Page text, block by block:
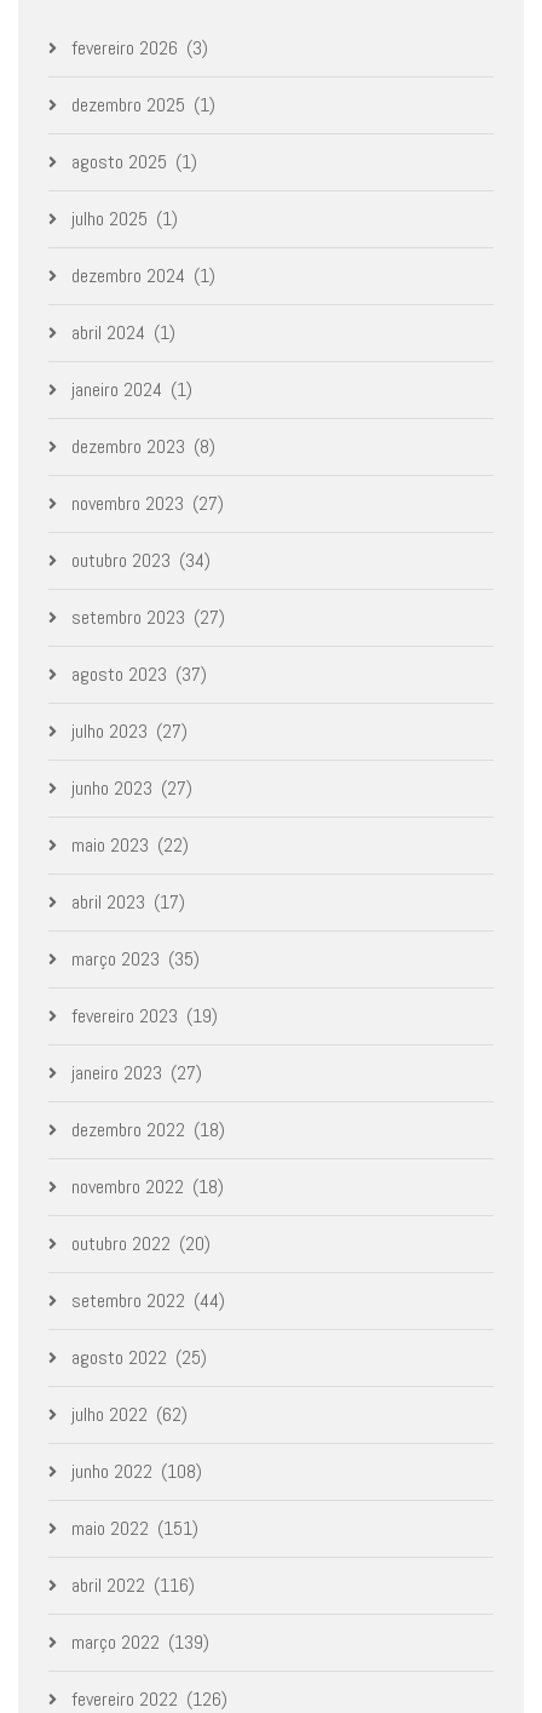
fevereiro 2026 (3)
dezembro 2025 (1)
agosto 2025 (1)
julho 2025 (1)
dezembro 2024 (1)
abril 2024 (1)
janeiro 2024 (1)
dezembro 2023 (8)
novembro 2023 (27)
outubro 2023 (34)
setembro 2023 (27)
agosto 2023 (37)
julho 2023 (27)
junho 2023 (27)
maio 2023 (22)
abril 2023 (17)
março 2023 (35)
fevereiro 2023 (19)
janeiro 2023 (27)
dezembro 2022 (18)
novembro 2022 (18)
outubro 2022 (20)
setembro 2022 (44)
agosto 2022 (25)
julho 2022 (62)
junho 2022 (108)
maio 2022 (151)
abril 2022 (116)
março 2022 (139)
fevereiro 2022 (126)